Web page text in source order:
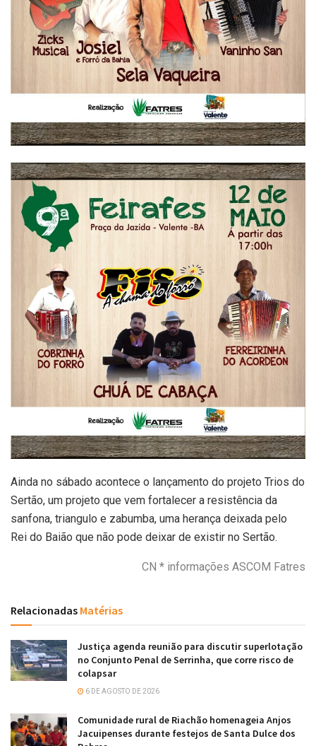
Ainda no sábado acontece o lançamento do projeto Trios do
Sertão, um projeto que vem fortalecer a resistência da
sanfona, triangulo e zabumba, uma herança deixada pelo
Rei do Baião que não pode deixar de existir no Sertão.
CN * informações ASCOM Fatres
Relacionadas Matérias
Justiça agenda reunião para discutir superlotação
no Conjunto Penal de Serrinha, que corre risco de
colapsar
6 DE AGOSTO DE 2026
Comunidade rural de Riachão homenageia Anjos
Jacuipenses durante festejos de Santa Dulce dos